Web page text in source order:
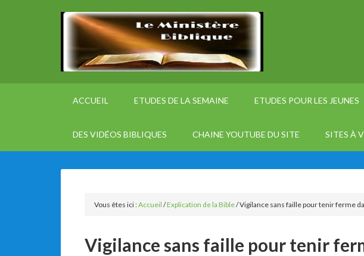
ACCUEIL ETUDES DE LA SEMAINE ETUDES POUR LES JEUNES
DES VIDÉOS BIBLIQUES CHAINE YOUTUBE DU SITE SITES À
Vous êtes ici :Accueil /Explication de la Bible/Vigilance sans faille pour tenir ferme
Vigilance sans faille pour tenir